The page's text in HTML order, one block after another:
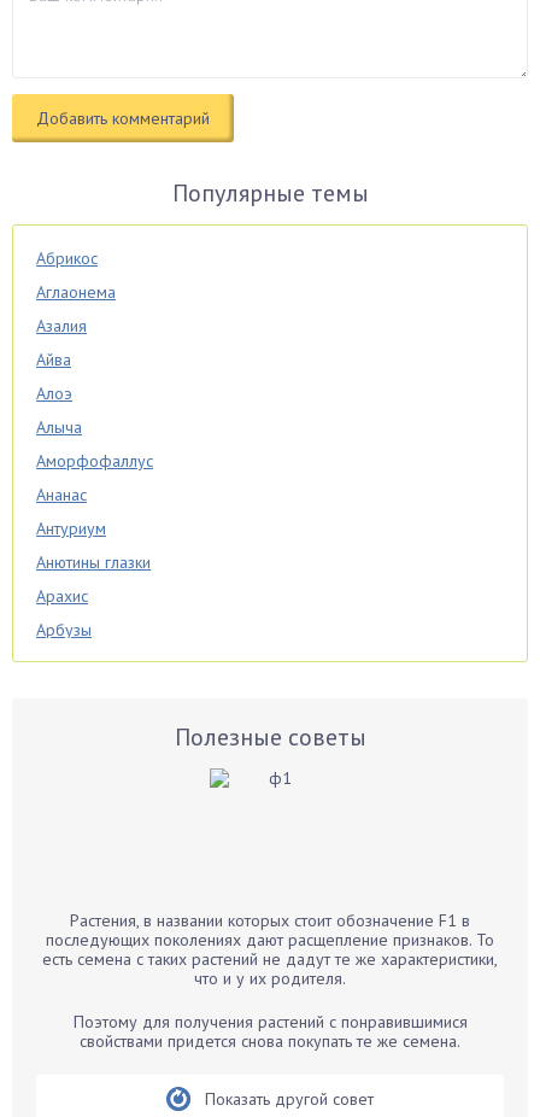
Популярные темы
Абрикос
Аглаонема
Азалия
Айва
Алоэ
Алыча
Аморфофаллус
Ананас
Антуриум
Анютины глазки
Арахис
Арбузы
Аспарагус
Бархатцы
Бегония
Бирючина
Полезные советы
Растения, в названии которых стоит обозначение F1 в
последующих поколениях дают расщепление признаков. То
есть семена с таких растений не дадут те же характеристики,
что и у их родителя.
Поэтому для получения растений с понравившимися
свойствами придется снова покупать те же семена.
Показать другой совет